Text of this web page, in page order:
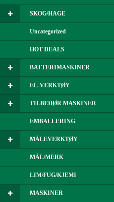
SKOG/HAGE
Uncategorized
HOT DEALS
BATTERIMASKINER
EL-VERKTØY
TILBEHØR MASKINER
EMBALLERING
MÅLEVERKTØY
MÅL/MERK
LIM/FUG/KJEMI
MASKINER